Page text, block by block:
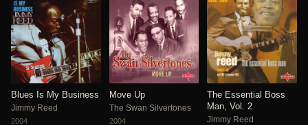
Blues Is My Business
Jimmy Reed
2004
Move Up
The Swan Silvertones
2004
The Essential Boss
Man, Vol. 2
Jimmy Reed